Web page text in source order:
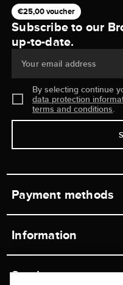
€25,00 voucher
Subscribe to our
up-to-date.
Your email address
By selecting continue
data protection
terms and conditions.
Payment methods
Information
Service